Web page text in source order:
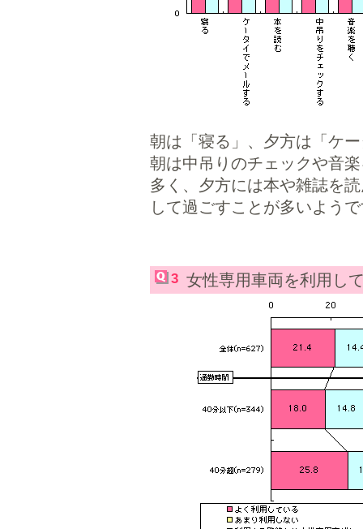
朝は「寝る」、夕方は「ケ
朝は中吊りのチェックや音
多く、夕方には本や雑誌を
して過ごすことが多いよう
3 女性専用車両を利用し